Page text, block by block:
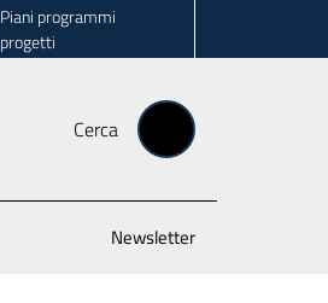
Piani programmi
progetti
Cerca
Newsletter